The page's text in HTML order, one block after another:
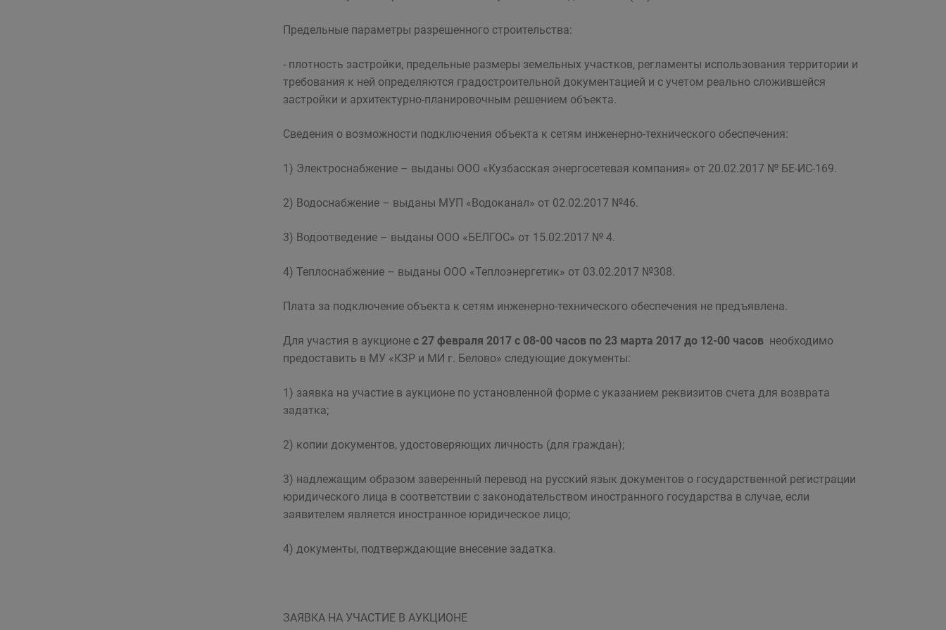
Предельные параметры разрешенного строительства:
- плотность застройки, предельные размеры земельных участков, регламенты использования территории и
требования к ней определяются градостроительной документацией и с учетом реально сложившейся
застройки и архитектурно-планировочным решением объекта.
Сведения о возможности подключения объекта к сетям инженерно-технического обеспечения:
1) Электроснабжение – выданы ООО «Кузбасская энергосетевая компания» от 20.02.2017 № БЕ-ИС-169.
2) Водоснабжение – выданы МУП «Водоканал» от 02.02.2017 №46.
3) Водоотведение – выданы ООО «БЕЛГОС» от 15.02.2017 № 4.
4) Теплоснабжение – выданы ООО «Теплоэнергетик» от 03.02.2017 №308.
Плата за подключение объекта к сетям инженерно-технического обеспечения не предъявлена.
Для участия в аукционе с 27 февраля 2017 с 08-00 часов по 23 марта 2017 до 12-00 часов необходимо
предоставить в МУ «КЗР и МИ г. Белово» следующие документы:
1) заявка на участие в аукционе по установленной форме с указанием реквизитов счета для возврата
задатка;
2) копии документов, удостоверяющих личность (для граждан);
3) надлежащим образом заверенный перевод на русский язык документов о государственной регистрации
юридического лица в соответствии с законодательством иностранного государства в случае, если
заявителем является иностранное юридическое лицо;
4) документы, подтверждающие внесение задатка.
ЗАЯВКА НА УЧАСТИЕ В АУКЦИОНЕ